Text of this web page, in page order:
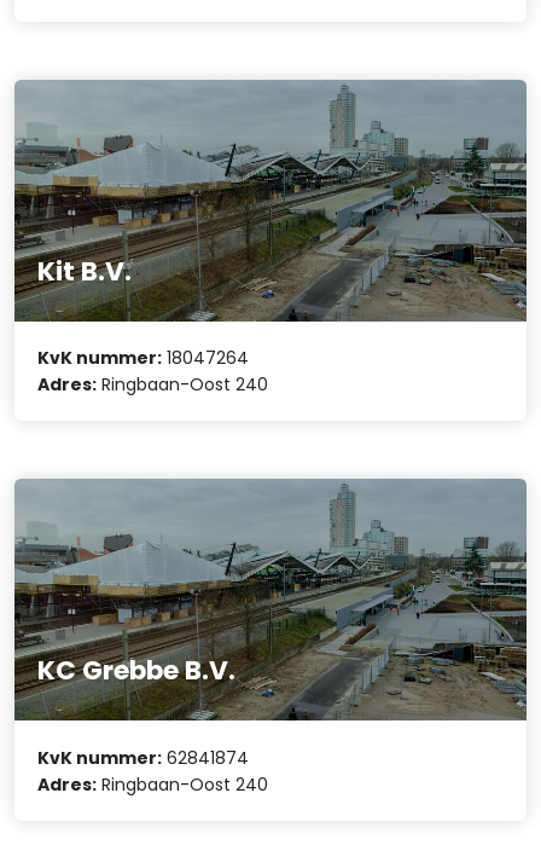
Kit B.V.
KvK nummer: 18047264
Adres: Ringbaan-Oost 240
KC Grebbe B.V.
KvK nummer: 62841874
Adres: Ringbaan-Oost 240